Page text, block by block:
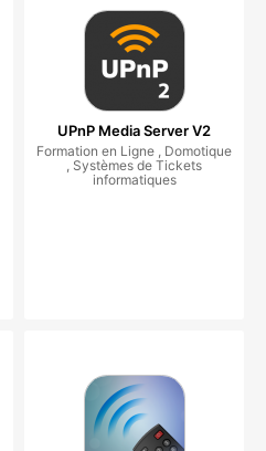
UPnP Media Server V2
Formation en Ligne , Domotique
, Systèmes de Tickets
informatiques